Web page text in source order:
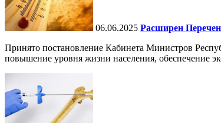
06.06.2025 Расширен
Принято постановление Кабинета Министров
повышение уровня жизни населения, обеспечение